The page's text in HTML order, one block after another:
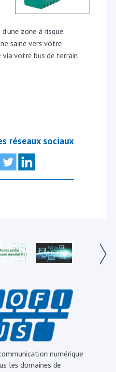
zone à risque
saine vers votre
via votre bus de terrain
réseaux sociaux
numérique
les domaines de